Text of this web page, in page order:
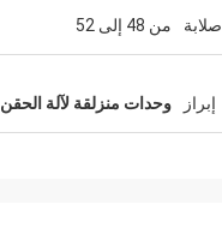
صلابة من 48 إلى 52
إبراز وحدات منزلقة لآلة الحقن